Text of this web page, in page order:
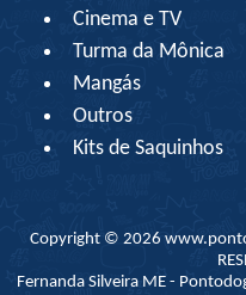
Cinema e TV
Turma da Mônica
Mangás
Outros
Kits de Saquinhos
Copyright © 2026
Fernanda Silveira ME -